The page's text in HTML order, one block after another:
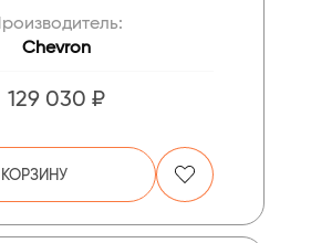
Chevron
129 030 ₽